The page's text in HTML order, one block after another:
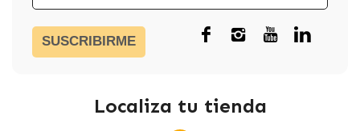
SUSCRIBIRME
Localiza tu tienda